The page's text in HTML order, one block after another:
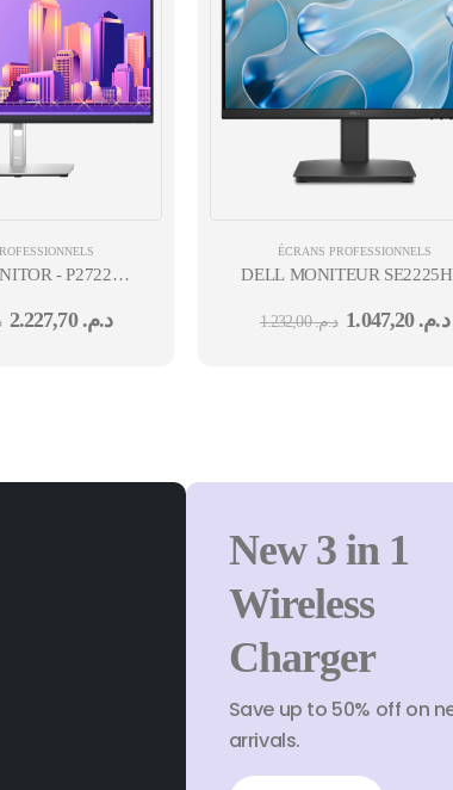
- P2722H -
د.م. 2.227,70
ÉCRANS PROFESSIONNELS
DELL MONITEUR
د.م.1.232,00 د.م. 1.047,20
New 3 in 1
Wireless
Charger
Save up to 50% off on
arrivals.